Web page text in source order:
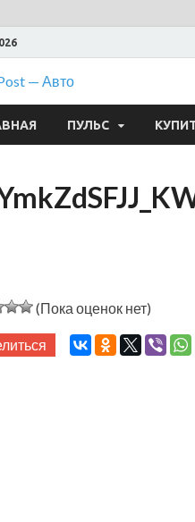
ПУЛЬС
(Пока оценок нет)